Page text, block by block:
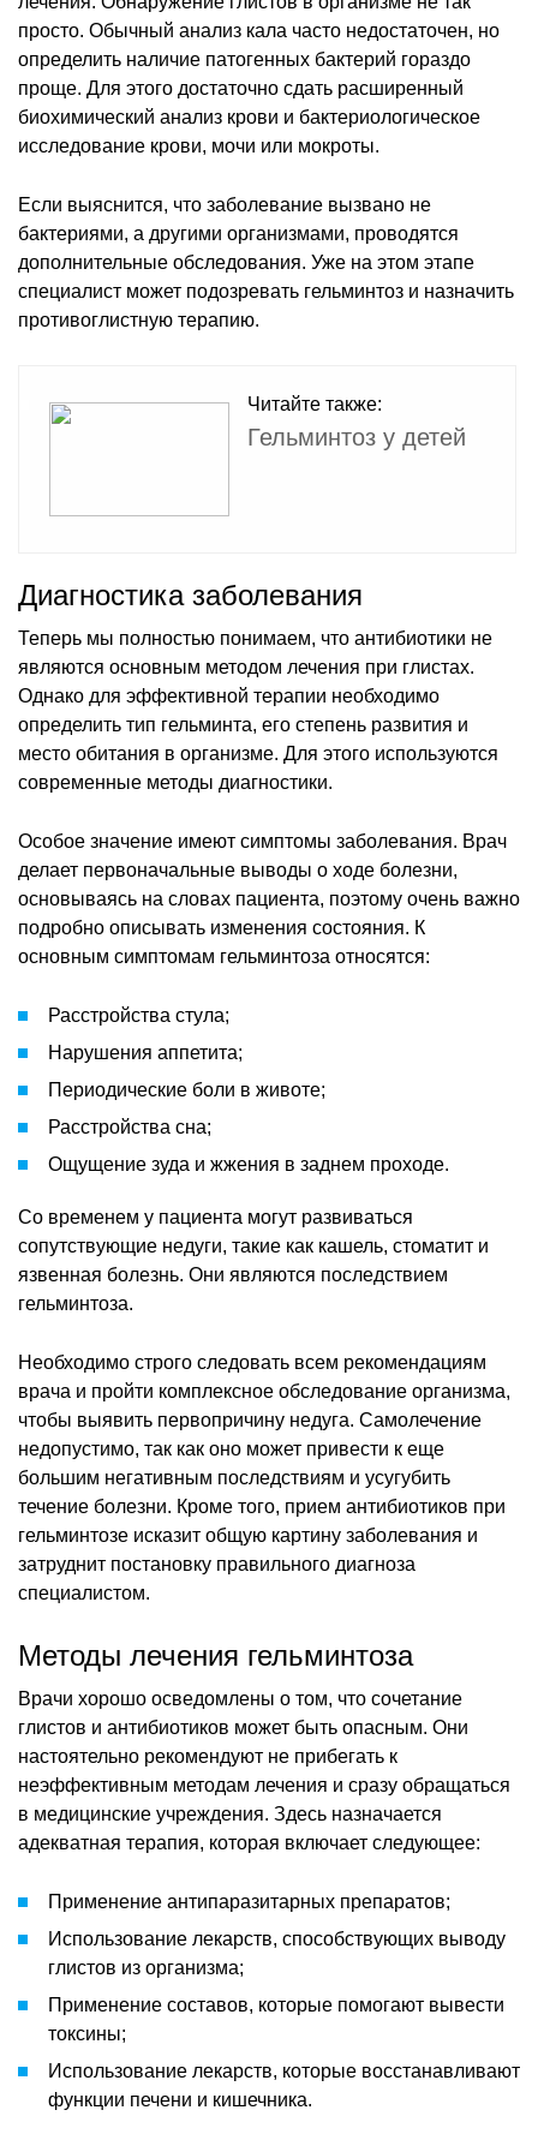
просто. Обычный анализ кала часто недостаточен, но
определить наличие патогенных бактерий гораздо
проще. Для этого достаточно сдать расширенный
биохимический анализ крови и бактериологическое
исследование крови, мочи или мокроты.
Если выяснится, что заболевание вызвано не
бактериями, а другими организмами, проводятся
дополнительные обследования. Уже на этом этапе
специалист может подозревать гельминтоз и назначить
противоглистную терапию.
Читайте также:
Гельминтоз у детей
Диагностика заболевания
Теперь мы полностью понимаем, что антибиотики не
являются основным методом лечения при глистах.
Однако для эффективной терапии необходимо
определить тип гельминта, его степень развития и
место обитания в организме. Для этого используются
современные методы диагностики.
Особое значение имеют симптомы заболевания. Врач
делает первоначальные выводы о ходе болезни,
основываясь на словах пациента, поэтому очень важно
подробно описывать изменения состояния. К
основным симптомам гельминтоза относятся:
Расстройства стула;
Нарушения аппетита;
Периодические боли в животе;
Расстройства сна;
Ощущение зуда и жжения в заднем проходе.
Со временем у пациента могут развиваться
сопутствующие недуги, такие как кашель, стоматит и
язвенная болезнь. Они являются последствием
гельминтоза.
Необходимо строго следовать всем рекомендациям
врача и пройти комплексное обследование организма,
чтобы выявить первопричину недуга. Самолечение
недопустимо, так как оно может привести к еще
большим негативным последствиям и усугубить
течение болезни. Кроме того, прием антибиотиков при
гельминтозе исказит общую картину заболевания и
затруднит постановку правильного диагноза
специалистом.
Методы лечения гельминтоза
Врачи хорошо осведомлены о том, что сочетание
глистов и антибиотиков может быть опасным. Они
настоятельно рекомендуют не прибегать к
неэффективным методам лечения и сразу обращаться
в медицинские учреждения. Здесь назначается
адекватная терапия, которая включает следующее:
Применение антипаразитарных препаратов;
Использование лекарств, способствующих выводу
глистов из организма;
Применение составов, которые помогают вывести
токсины;
Использование лекарств, которые восстанавливают
функции печени и кишечника.